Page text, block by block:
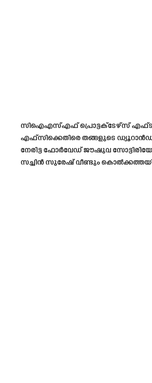
സിഐഎസ്എഫ് പ്രൊട്ടക്‌ടേഴ്‌സ് എഫ്‌ടി,
എഫ്‌സിക്കെതിരെ തങ്ങളുടെ
നേരിട്ട ഫോർവേഡ് ജൗഷുവ
സച്ചിൻ സുരേഷ് വീണ്ടും